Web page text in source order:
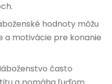
hodnoty môžu
a motivácie pre konanie
často